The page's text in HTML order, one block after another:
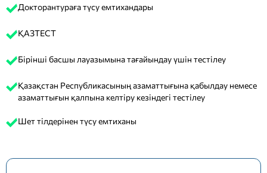
Докторантураға түсу емтихандары
ҚАЗТЕСТ
Бірінші басшы лауазымына тағайындау үшін тестілеу
Қазақстан Республикасының азаматтығына қабылдау немесе
азаматтығын қалпына келтіру кезіндегі тестілеу
Шет тілдерінен түсу емтиханы